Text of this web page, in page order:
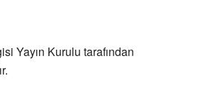
Yayın Kurulu tarafından